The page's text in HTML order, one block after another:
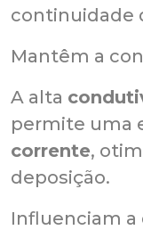
continuidade
Mantêm a
A alta
permite uma
corrente,
deposição.
Influenciam a